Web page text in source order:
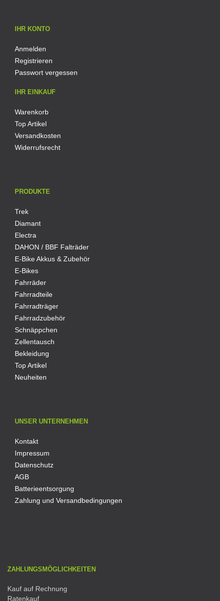
IHR KONTO
Anmelden
Registrieren
Passwort vergessen
IHR EINKAUF
Warenkorb
Top Artikel
Versandkosten
Widerrufsrecht
PRODUKTE
Trek
Diamant
Electra
DAHON / BBF Falträder
E-Bike Akkus & Zubehör
E-Bikes
Fahrräder
Fahrradteile
Fahrradträger
Fahrradzubehör
Schnäppchen
Zellentausch
Bekleidung
Top Artikel
Neuheiten
UNSER UNTERNEHMEN
Kontakt
Impressum
Datenschutz
AGB
Batterieentsorgung
Zahlung und Versandbedingungen
ZAHLUNGSMÖGLICHKEITEN
Kauf auf Rechnung
Ratenkauf